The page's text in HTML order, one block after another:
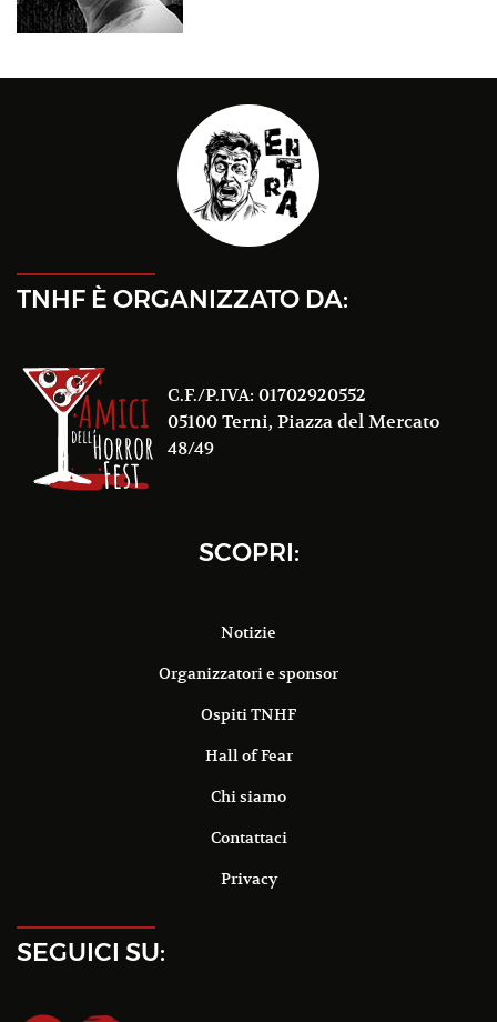
TNHF È ORGANIZZATO DA:
C.F./P.IVA: 01702920552
05100 Terni, Piazza del Mercato
48/49
SCOPRI:
Notizie
Organizzatori e sponsor
Ospiti TNHF
Hall of Fear
Chi siamo
Contattaci
Privacy
SEGUICI SU: